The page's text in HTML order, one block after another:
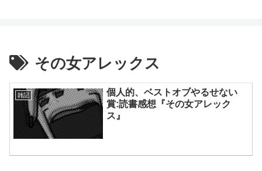
その女アレックス
雑記
個人的、ベストオブやるせない
賞:読書感想『その女アレック
ス』